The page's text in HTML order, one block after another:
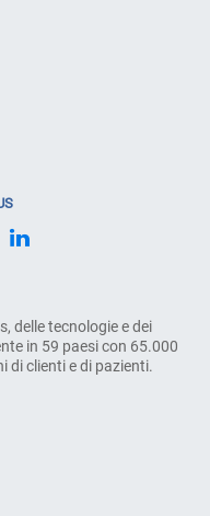
delle tecnologie e dei
in 59 paesi con 65.000
di clienti e di pazienti.